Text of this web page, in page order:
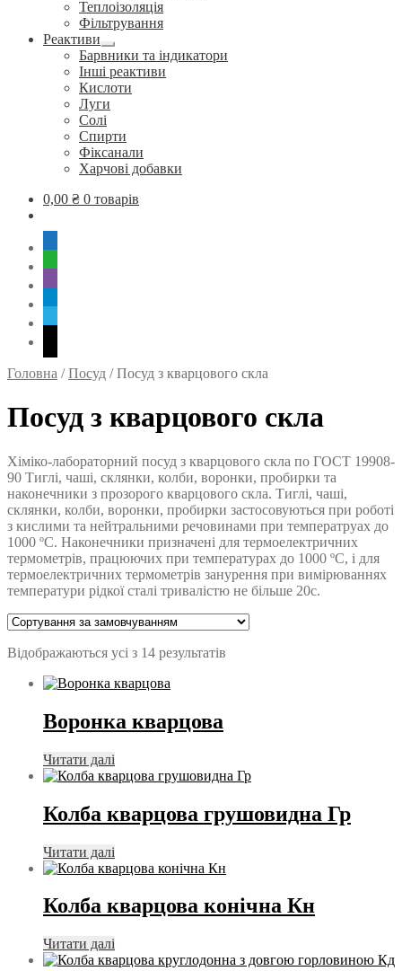
Теплоізоляція
Фільтрування
Реактиви
Розгорнуте
вкладене
меню
Барвники та індикатори
Інші реактиви
Кислоти
Луги
Солі
Спирти
Фіксанали
Харчові добавки
0,00 ₴ 0 товарів
Головна /Посуд /Посуд з кварцового скла
Посуд з кварцового скла
Хіміко-лабораторний посуд з кварцового скла по ГОСТ 19908-
90 Тиглі, чаші, склянки, колби, воронки, пробирки та
наконечники з прозорого кварцового скла. Тиглі, чаші,
склянки, колби, воронки, пробирки застосовуються при роботі
з кислими та нейтральними речовинами при температруах до
1000 ºС. Наконечники призначені для термоелектричних
термометрів, працюючих при температурах до 1000 ºС, і для
термоелектричних термометрів занурення при вимірюваннях
температури рідкої сталі тривалістю не більше 20с.
Відображаються усі з 14 результатів
Воронка кварцова
Читати далі
Колба кварцова грушовидна Гр
Читати далі
Колба кварцова конічна Кн
Читати далі